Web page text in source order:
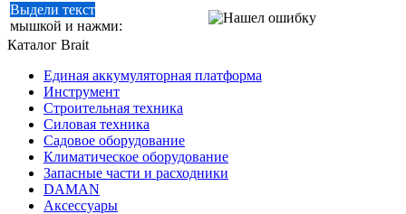
Выдели текст
мышкой и нажми:
Каталог Brait
Единая аккумуляторная платформа
Инcтрумент
Строительная техника
Силовая техника
Садовое оборудование
Климатическое оборудование
Запасные части и расходники
DAMAN
Аксессуары